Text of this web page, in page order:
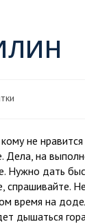
не
на
дать
время на
дышаться